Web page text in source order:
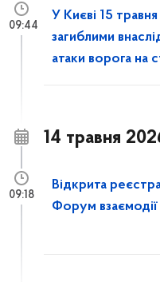
У Києві 15
загиблими
атаки ворога на
09:44
14 травня
Відкрита
Форум взаємодії
09:18